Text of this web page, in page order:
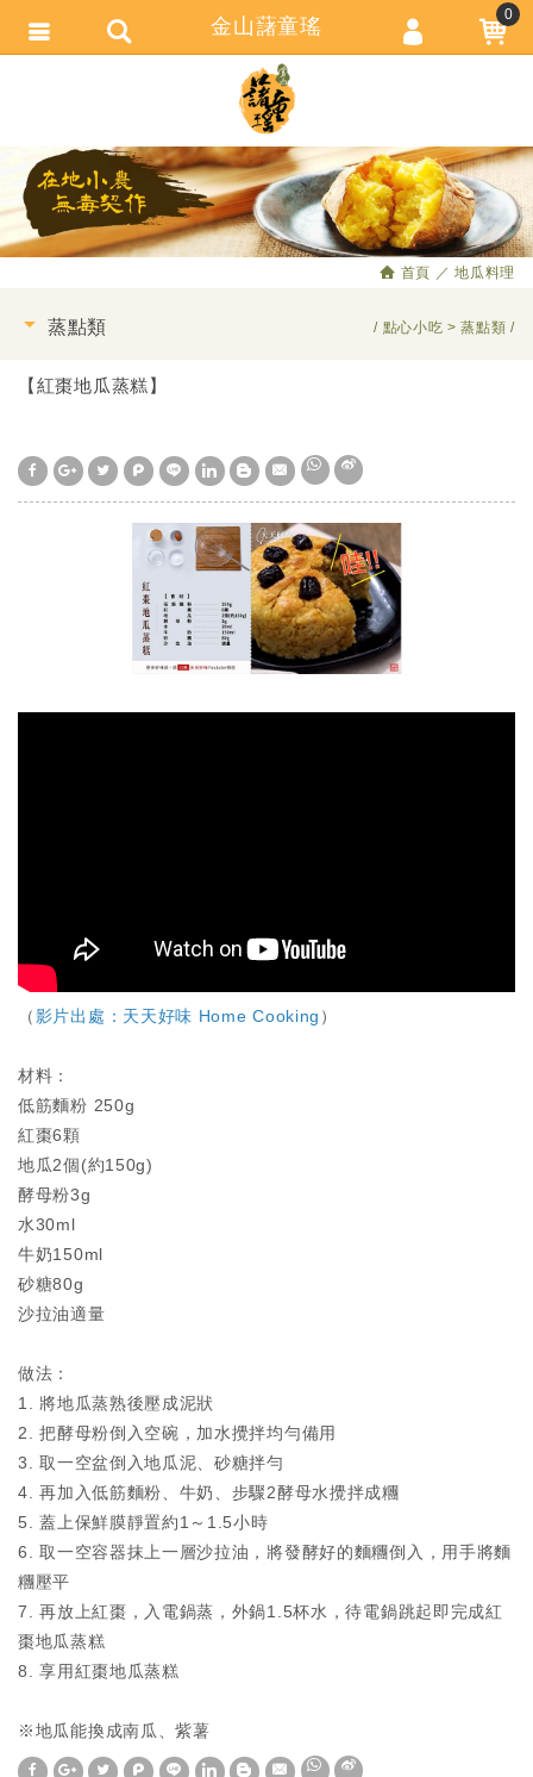
首頁 地瓜料理
點心小吃 蒸點類
蒸點類
【紅棗地瓜蒸糕】
W
h
a
t
s
A
p
p
S
i
n
a
W
e
i
b
o
（影片出處：天天好味 Home Cooking ）
材料：
低筋麵粉 250g
紅棗6顆
地瓜2個(約150g)
酵母粉3g
水30ml
牛奶150ml
砂糖80g
沙拉油適量
做法：
1. 將地瓜蒸熟後壓成泥狀
2. 把酵母粉倒入空碗，加水攪拌均勻備用
3. 取一空盆倒入地瓜泥、砂糖拌勻
4. 再加入低筋麵粉、牛奶、步驟2酵母水攪拌成糰
5. 蓋上保鮮膜靜置約1～1.5小時
6. 取一空容器抹上一層沙拉油，將發酵好的麵糰倒入，用手將麵
糰壓平
7. 再放上紅棗，入電鍋蒸，外鍋1.5杯水，待電鍋跳起即完成紅
棗地瓜蒸糕
8. 享用紅棗地瓜蒸糕
※地瓜能換成南瓜、紫薯
W
S
金山藷童瑤 0
會員登入
會員註冊
忘記密碼
訂單查詢
追蹤清單
繁體中文